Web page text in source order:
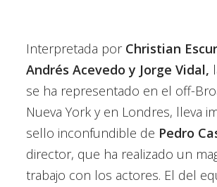
Interpretada por Christian
Andrés Acevedo y Jorge Vidal,
se ha representado en el off-
Nueva York y en Londres, lleva
sello inconfundible de Pedro
director, que ha realizado un
trabajo con los actores. El del